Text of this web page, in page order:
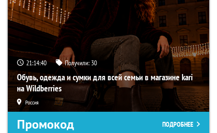
21:14:40 Получили: 30
Обувь, одежда и сумки для всей семьи в магазине kari
на Wildberries
Россия
Промокод ПОДРОБНЕЕ